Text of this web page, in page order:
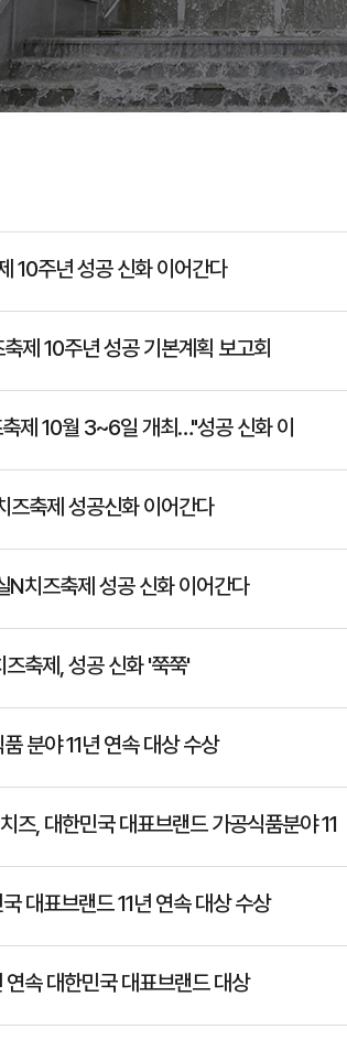
10주년 성공 신화 이어간다
제 10주년 성공 기본계획 보고회
제 10월 3~6일 개최…"성공 신화 이
축제 성공신화 이어간다
치즈축제 성공 신화 이어간다
축제, 성공 신화 '쭉쭉'
분야 11년 연속 대상 수상
즈, 대한민국 대표브랜드 가공식품분야 11
대표브랜드 11년 연속 대상 수상
속 대한민국 대표브랜드 대상